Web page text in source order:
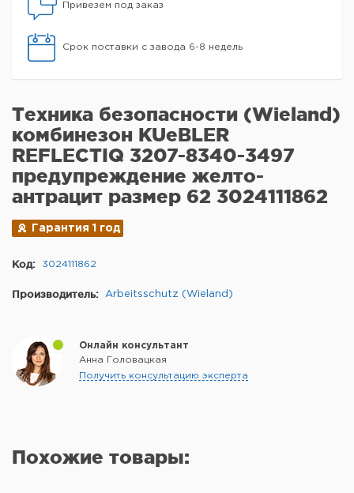
Привезем под заказ
Срок поставки с завода 6-8 недель
Техника безопасности (Wieland)
комбинезон KUeBLER
REFLECTIQ 3207-8340-3497
предупреждение желто-
антрацит размер 62 3024111862
Гарантия 1 год
Код: 3024111862
Производитель: Arbeitsschutz (Wieland)
Онлайн консультант
Анна Головацкая
Получить консультацию эксперта
Похожие товары: